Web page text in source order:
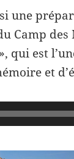
une
Camp
qui est
et